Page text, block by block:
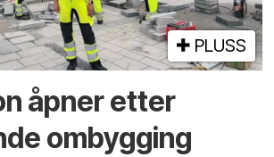
PLUSS
åpner etter
ombygging